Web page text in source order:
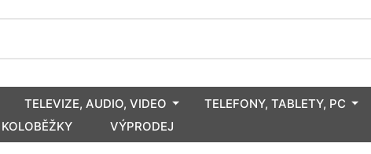
TELEVIZE, AUDIO, VIDEO TELEFONY, TABLETY, PC
VÝPRODEJ